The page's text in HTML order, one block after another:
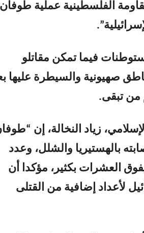
الفلسطينية عملية طوفان
فيما تمكن مقاتلو
صهيونية والسيطرة عليها
من تبقى.
زياد النخالة، إن
بالهستيريا والشلل، وعدد
العشرات بكثير، مؤكدا أن
لأعداد إضافية من القتلى